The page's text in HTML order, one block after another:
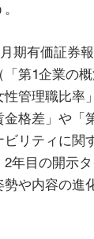
期有価証券
第1企業の
管理職比率
格差」や「
リティに関
年目の開示
や内容の進